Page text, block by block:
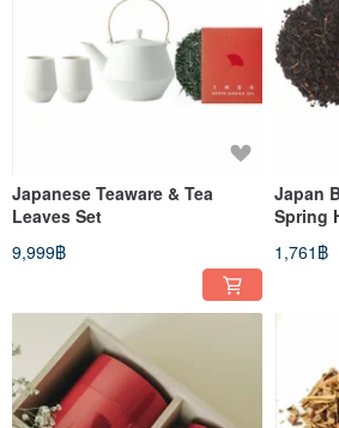
Japanese Teaware & Tea
Leaves Set
9,999฿
Japan
Spring
1,761฿